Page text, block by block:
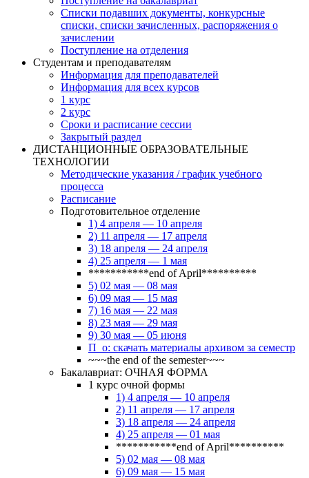
Списки подавших документы, конкурсные
списки, списки зачисленных, распоряжения о
зачислении
Поступление на отделения
Студентам и преподавателям
Информация для преподавателей
Информация для всех курсов
1 курс
2 курс
Сроки и расписание сессии
Закрытый раздел
ДИСТАНЦИОННЫЕ ОБРАЗОВАТЕЛЬНЫЕ
ТЕХНОЛОГИИ
Методические указания / график учебного
процесса
Расписание
Подготовительное отделение
1) 4 апреля — 10 апреля
2) 11 апреля — 17 апреля
3) 18 апреля — 24 апреля
4) 25 апреля — 1 мая
***********end of April**********
5) 02 мая — 08 мая
6) 09 мая — 15 мая
7) 16 мая — 22 мая
8) 23 мая — 29 мая
9) 30 мая — 05 июня
П_о: скачать материалы архивом за семестр
~~~the end of the semester~~~
Бакалавриат: ОЧНАЯ ФОРМА
1 курс очной формы
1) 4 апреля — 10 апреля
2) 11 апреля — 17 апреля
3) 18 апреля — 24 апреля
4) 25 апреля — 01 мая
***********end of April**********
5) 02 мая — 08 мая
6) 09 мая — 15 мая